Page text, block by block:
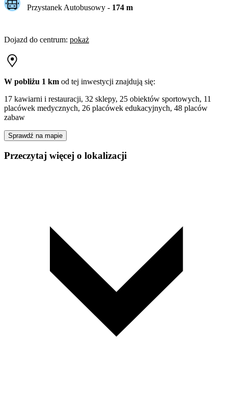
Przystanek Autobusowy - 174m
Dojazd do centrum: pokaż
W pobliżu 1 km od tej inwestycji znajdują się:
17 kawiarni i restauracji, 32 sklepy, 25 obiektów sportowych, 11
placówek medycznych, 26 placówek edukacyjnych, 48 placów
zabaw
Sprawdź na mapie
Przeczytaj więcej o lokalizacji